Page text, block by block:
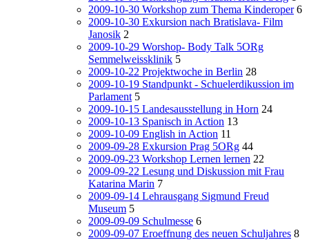
2009-10-30 Workshop zum Thema Kinderoper 6
2009-10-30 Exkursion nach Bratislava- Film
Janosik 2
2009-10-29 Worshop- Body Talk 5ORg
Semmelweissklinik 5
2009-10-22 Projektwoche in Berlin 28
2009-10-19 Standpunkt - Schuelerdikussion im
Parlament 5
2009-10-15 Landesausstellung in Horn 24
2009-10-13 Spanisch in Action 13
2009-10-09 English in Action 11
2009-09-28 Exkursion Prag 5ORg 44
2009-09-23 Workshop Lernen lernen 22
2009-09-22 Lesung und Diskussion mit Frau
Katarina Marin 7
2009-09-14 Lehrausgang Sigmund Freud
Museum 5
2009-09-09 Schulmesse 6
2009-09-07 Eroeffnung des neuen Schuljahres 8